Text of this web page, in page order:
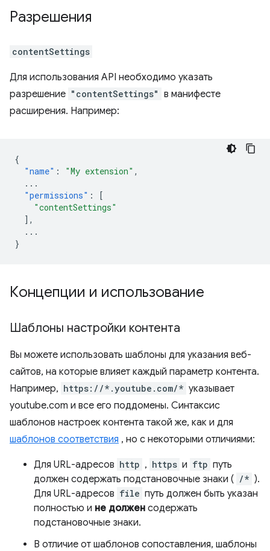
Разрешения
contentSettings
Для использования API необходимо указать
разрешение "contentSettings" в манифесте
расширения. Например:
{
"name" : "My extension" ,
...
"permissions" :
[
"contentSettings"
],
...
}
Концепции и использование
Шаблоны настройки контента
Вы можете использовать шаблоны для указания веб-
сайтов, на которые влияет каждый параметр контента.
Например, https://*.youtube.com/* указывает
youtube.com и все его поддомены. Синтаксис
шаблонов настроек контента такой же, как и для
шаблонов соответствия , но с некоторыми отличиями:
Для URL-адресов http , https и ftp путь
должен содержать подстановочные знаки ( /* ).
Для URL-адресов file путь должен быть указан
полностью и не должен содержать
подстановочные знаки.
В отличие от шаблонов сопоставления, шаблоны